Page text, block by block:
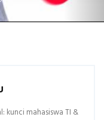
kunci mahasiswa TI &